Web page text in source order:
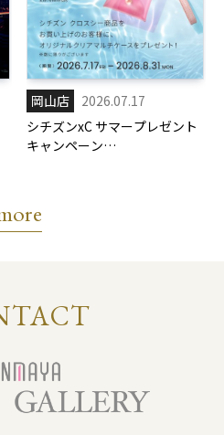
岡山店
2026.07.17
シチズンxC サマープレゼント
キャンペーン